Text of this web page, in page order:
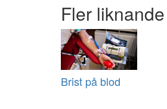
Fler
Brist på blod